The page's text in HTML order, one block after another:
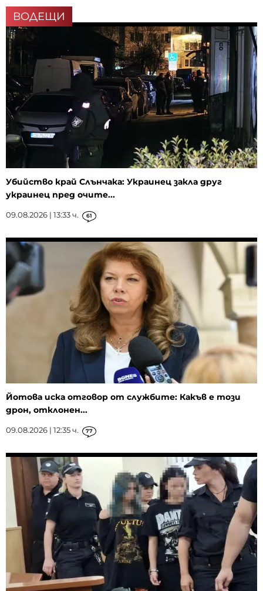
ВОДЕЩИ
Убийство край Слънчака: Украинец закла друг
украинец пред очите...
09.08.2026 | 13:33 ч. 61
Йотова иска отговор от службите: Какъв е този
дрон, отклонен...
09.08.2026 | 12:35 ч. 77